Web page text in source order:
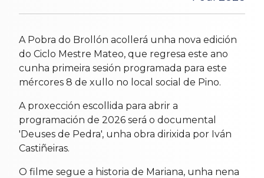
A Pobra do Brollón acollerá unha nova edición
do Ciclo Mestre Mateo, que regresa este ano
cunha primeira sesión programada para este
mércores 8 de xullo no local social de Pino.
A proxección escollida para abrir a
programación de 2026 será o documental
'Deuses de Pedra', unha obra dirixida por Iván
Castiñeiras.
O filme segue a historia de Mariana, unha nena